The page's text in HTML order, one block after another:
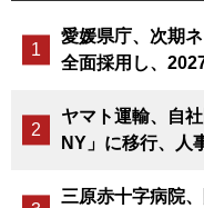
愛媛県庁、次期
全面採用し、
ヤマト運輸、自
NY」に移行、人
三原赤十字病院